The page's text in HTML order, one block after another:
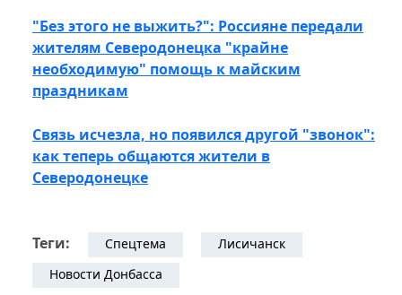
"Без этого не выжить?": Россияне передали
жителям Северодонецка "крайне
необходимую" помощь к майским
праздникам
Связь исчезла, но появился другой "звонок":
как теперь общаются жители в
Северодонецке
Теги: Спецтема
Лисичанск
Новости Донбасса